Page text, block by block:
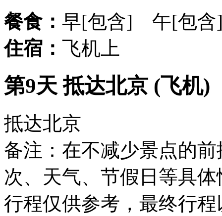
餐食： 早[包含] 午[包
住宿： 飞机上
第9天 抵达北京 (飞机)
抵达北京
备注：在不减少景点的
次、天气、节假日等具
行程仅供参考，最终行